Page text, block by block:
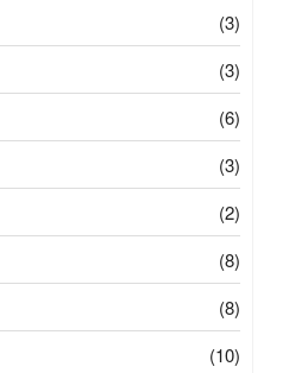
(3)
(3)
(6)
(3)
(2)
(8)
(8)
(10)